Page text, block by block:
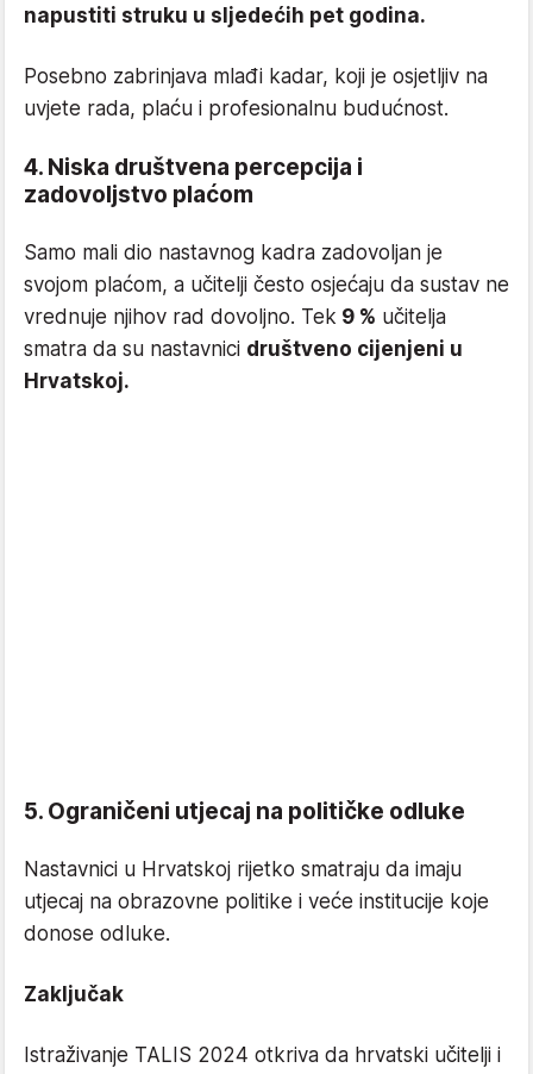
napustiti struku u sljedećih pet godina.
Posebno zabrinjava mlađi kadar, koji je osjetljiv na
uvjete rada, plaću i profesionalnu budućnost.
4. Niska društvena percepcija i
zadovoljstvo plaćom
Samo mali dio nastavnog kadra zadovoljan je
svojom plaćom, a učitelji često osjećaju da sustav ne
vrednuje njihov rad dovoljno. Tek 9 % učitelja
smatra da su nastavnici društveno cijenjeni u
Hrvatskoj.
5. Ograničeni utjecaj na političke odluke
Nastavnici u Hrvatskoj rijetko smatraju da imaju
utjecaj na obrazovne politike i veće institucije koje
donose odluke.
Zaključak
Istraživanje TALIS 2024 otkriva da hrvatski učitelji i